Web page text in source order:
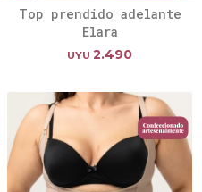
Top prendido adelante
Elara
UYU 2.490